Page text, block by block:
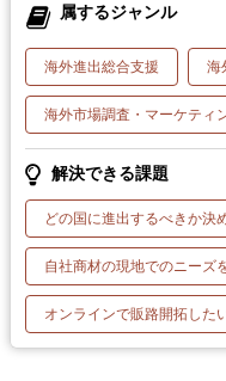
属するジャンル
海外進出総合支援 海
海外市場調査・マーケティ
解決できる課題
どの国に進出するべきか決
自社商材の現地でのニーズ
オンラインで販路開拓した